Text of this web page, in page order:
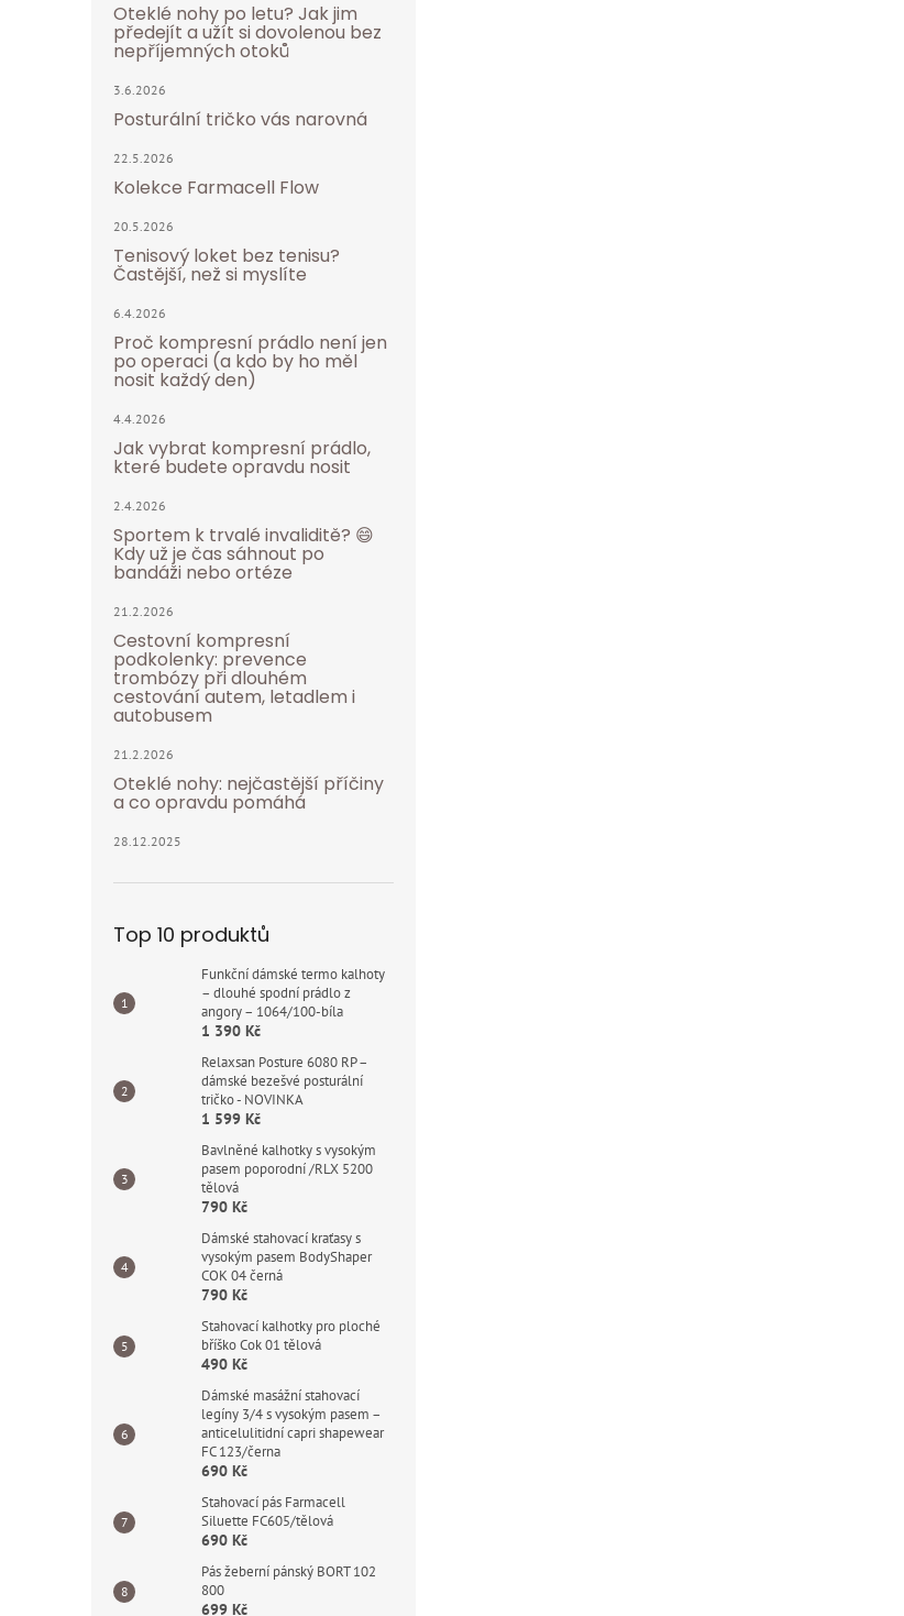
Oteklé nohy po letu? Jak jim
předejít a užít si dovolenou bez
nepříjemných otoků
3.6.2026
Posturální tričko vás narovná
22.5.2026
Kolekce Farmacell Flow
20.5.2026
Tenisový loket bez tenisu?
Častější, než si myslíte
6.4.2026
Proč kompresní prádlo není jen
po operaci (a kdo by ho měl
nosit každý den)
4.4.2026
Jak vybrat kompresní prádlo,
které budete opravdu nosit
2.4.2026
Sportem k trvalé invaliditě? 😄
Kdy už je čas sáhnout po
bandáži nebo ortéze
21.2.2026
Cestovní kompresní
podkolenky: prevence
trombózy při dlouhém
cestování autem, letadlem i
autobusem
21.2.2026
Oteklé nohy: nejčastější příčiny
a co opravdu pomáhá
28.12.2025
Top 10 produktů
Funkční dámské termo kalhoty
– dlouhé spodní prádlo z
angory – 1064/100-bíla
1 390 Kč
Relaxsan Posture 6080 RP –
dámské bezešvé posturální
tričko - NOVINKA
1 599 Kč
Bavlněné kalhotky s vysokým
pasem poporodní /RLX 5200
tělová
790 Kč
Dámské stahovací kraťasy s
vysokým pasem BodyShaper
COK 04 černá
790 Kč
Stahovací kalhotky pro ploché
bříško Cok 01 tělová
490 Kč
Dámské masážní stahovací
legíny 3/4 s vysokým pasem –
anticelulitidní capri shapewear
FC 123/černa
690 Kč
Stahovací pás Farmacell
Siluette FC605/tělová
690 Kč
Pás žeberní pánský BORT 102
800
699 Kč